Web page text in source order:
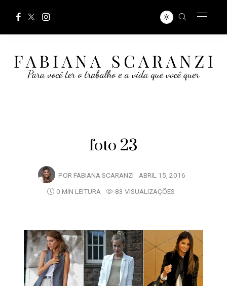
foto 23
POR FABIANA SCARANZI ABRIL 15, 2016
0 MIN LEITURA
83 VISUALIZAÇÕES